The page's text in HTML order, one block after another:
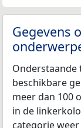
Gegevens
Onderstaande
beschikbare
meer dan 100
in de
categorie